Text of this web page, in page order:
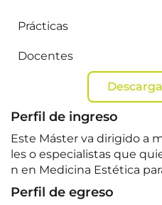
Prácticas
Docentes
Perfil de ingreso
Este Máster va dirigido a
les o especialistas que
n en Medicina Estética
Perfil de egreso